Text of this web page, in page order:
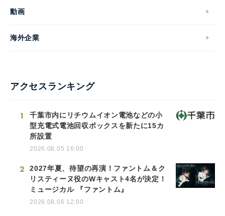
動画
海外企業
アクセスランキング
1
千葉市内にリチウムイオン電池などの小
型充電式電池回収ボックスを新たに15カ
所設置
2026.08.05 16:00
2
2027年夏、待望の再演！ファントム＆ク
リスティーヌ役のWキャスト4名が決定！
ミュージカル 『ファントム』
2026.08.06 12:00